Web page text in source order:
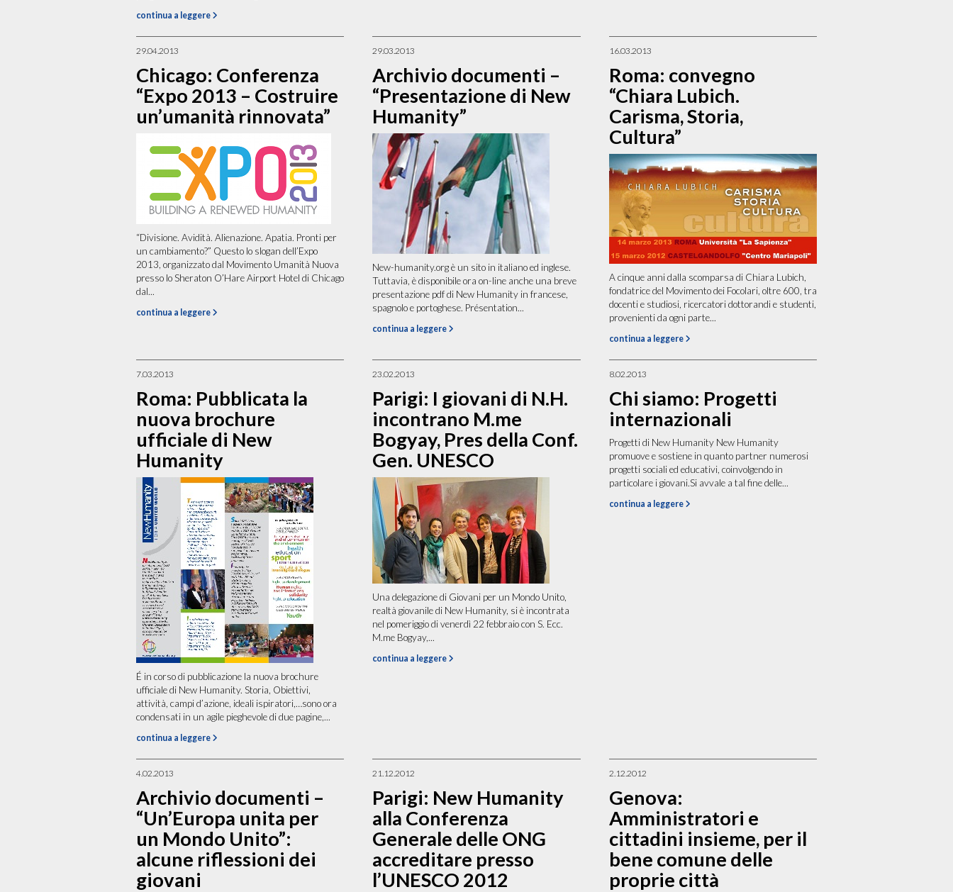
continua a leggere
29.04.2013
Chicago: Conferenza
“Expo 2013 – Costruire
un’umanità rinnovata”
“Divisione. Avidità. Alienazione. Apatia. Pronti per
un cambiamento?” Questo lo slogan dell’Expo
2013, organizzato dal Movimento Umanità Nuova
presso lo Sheraton O’Hare Airport Hotel di Chicago
dal...
continua a leggere
29.03.2013
Archivio documenti –
“Presentazione di New
Humanity”
New-humanity.org è un sito in italiano ed inglese.
Tuttavia, è disponibile ora on-line anche una breve
presentazione pdf di New Humanity in francese,
spagnolo e portoghese. Présentation...
continua a leggere
16.03.2013
Roma: convegno
“Chiara Lubich.
Carisma, Storia,
Cultura”
A cinque anni dalla scomparsa di Chiara Lubich,
fondatrice del Movimento dei Focolari, oltre 600, tra
docenti e studiosi, ricercatori dottorandi e studenti,
provenienti da ogni parte...
continua a leggere
7.03.2013
Roma: Pubblicata la
nuova brochure
ufficiale di New
Humanity
É in corso di pubblicazione la nuova brochure
ufficiale di New Humanity. Storia, Obiettivi,
attività, campi d’azione, ideali ispiratori,…sono ora
condensati in un agile pieghevole di due pagine,...
continua a leggere
23.02.2013
Parigi: I giovani di N.H.
incontrano M.me
Bogyay, Pres della Conf.
Gen. UNESCO
Una delegazione di Giovani per un Mondo Unito,
realtà giovanile di New Humanity, si è incontrata
nel pomeriggio di venerdì 22 febbraio con S. Ecc.
M.me Bogyay,...
continua a leggere
8.02.2013
Chi siamo: Progetti
internazionali
Progetti di New Humanity New Humanity
promuove e sostiene in quanto partner numerosi
progetti sociali ed educativi, coinvolgendo in
particolare i giovani.Si avvale a tal fine delle...
continua a leggere
4.02.2013
Archivio documenti –
“Un’Europa unita per
un Mondo Unito”:
alcune riflessioni dei
giovani
21.12.2012
Parigi: New Humanity
alla Conferenza
Generale delle ONG
accreditare presso
l’UNESCO 2012
2.12.2012
Genova:
Amministratori e
cittadini insieme, per il
bene comune delle
proprie città